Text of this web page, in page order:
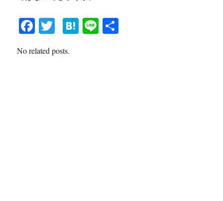
Fa
bo
T
tte
H Li
No related posts.